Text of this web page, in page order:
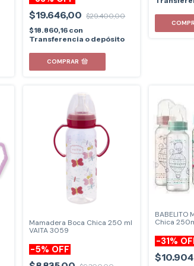
$19.646,00 $29.400,00
$18.860,16 con
Transferencia o depósito
COMPRAR
Mamadera Boca Chica 250 ml
VAITA 3059
-5% OFF
BABELITO
Chica
-31%